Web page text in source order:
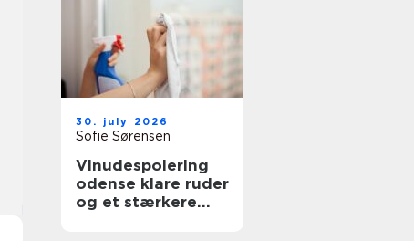
30. july 2026
Sofie Sørensen
Vinudespolering
odense klare ruder
og et stærkere